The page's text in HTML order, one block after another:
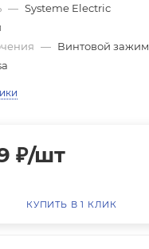
— Systeme Electric
— Винтовой зажим
₽/шт
КУПИТЬ В 1 КЛИК